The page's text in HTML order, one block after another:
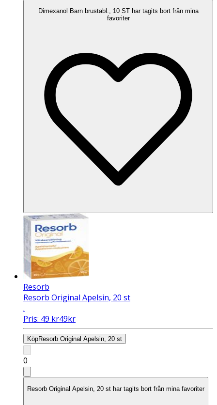
Dimexanol Barn brustabl., 10 ST har tagits bort från mina
favoriter
Resorb
Resorb Original Apelsin, 20 st
.
Pris: 49 kr49kr
KöpResorb Original Apelsin, 20 st
0
Resorb Original Apelsin, 20 st har tagits bort från mina favoriter